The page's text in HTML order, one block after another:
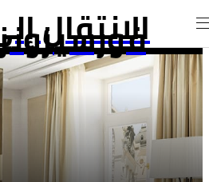
الانتقال